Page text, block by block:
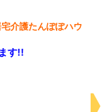
介護たんぽぽハウ
す!!